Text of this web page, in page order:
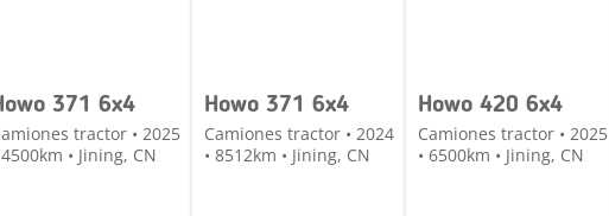
371 6x4
tractor • 2025
4500km • Jining, CN
Howo 371 6x4
Camiones tractor • 2024
• 8512km • Jining, CN
Howo 420 6x4
Camiones tractor • 2025
• 6500km • Jining, CN